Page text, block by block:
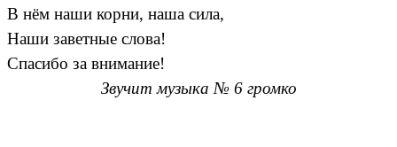
В нём наши корни, наша сила,
Наши заветные слова!
Спасибо за внимание!
Звучит музыка № 6 громко